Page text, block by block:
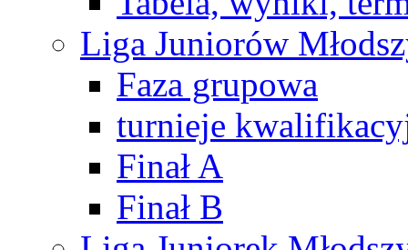
Liga Juniorów
Faza grupowa
turnieje
Finał A
Finał B